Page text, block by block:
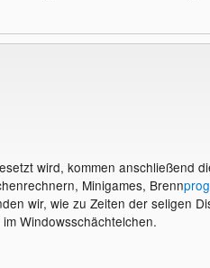
wird, kommen anschließend
Minigames, Brenn
wir, wie zu Zeiten der seligen
Windowsschächtelchen.